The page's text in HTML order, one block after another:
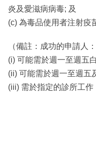
炎及愛滋病病毒; 及
(c) 為毒品使用者注射疫
（備註：成功的申請人：
(i) 可能需於週一至週五
(ii) 可能需於週一至週五
(iii) 需於指定的診所工